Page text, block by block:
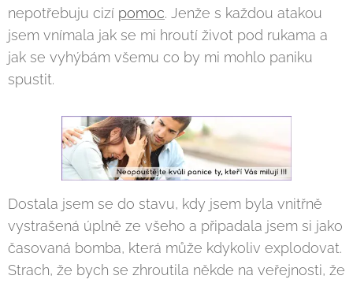
nepotřebuju cizí pomoc. Jenže s každou atakou
jsem vnímala jak se mi hroutí život pod rukama a
jak se vyhýbám všemu co by mi mohlo paniku
spustit.
Dostala jsem se do stavu, kdy jsem byla vnitřně
vystrašená úplně ze všeho a připadala jsem si jako
časovaná bomba, která může kdykoliv explodovat.
Strach, že bych se zhroutila někde na veřejnosti, že